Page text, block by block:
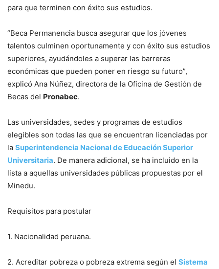
para que terminen con éxito sus estudios.
“Beca Permanencia busca asegurar que los jóvenes
talentos culminen oportunamente y con éxito sus estudios
superiores, ayudándoles a superar las barreras
económicas que pueden poner en riesgo su futuro”,
explicó Ana Núñez, directora de la Oficina de Gestión de
Becas del Pronabec.
Las universidades, sedes y programas de estudios
elegibles son todas las que se encuentran licenciadas por
la Superintendencia Nacional de Educación Superior
Universitaria. De manera adicional, se ha incluido en la
lista a aquellas universidades públicas propuestas por el
Minedu.
Requisitos para postular
1. Nacionalidad peruana.
2. Acreditar pobreza o pobreza extrema según el Sistema